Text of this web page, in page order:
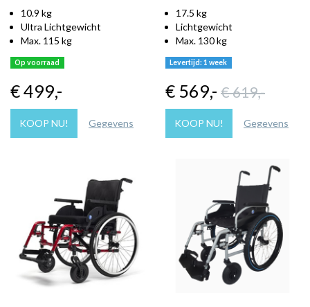
10.9 kg
Ultra Lichtgewicht
Max. 115 kg
Op voorraad
€ 499,-
KOOP NU! Gegevens
17.5 kg
Lichtgewicht
Max. 130 kg
Levertijd: 1 week
€ 569,- € 619,-
KOOP NU! Gegevens